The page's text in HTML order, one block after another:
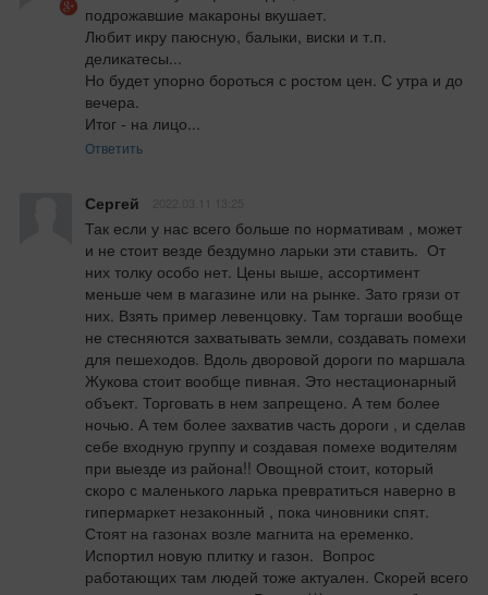
подрожавшие макароны вкушает.
Любит икру паюсную, балыки, виски и т.п.
деликатесы...
Но будет упорно бороться с ростом цен. С утра и до
вечера.
Итог - на лицо...
Ответить
Сергей
Так если у нас всего больше по нормативам , может
и не стоит везде бездумно ларьки эти ставить.  От
них толку особо нет. Цены выше, ассортимент
меньше чем в магазине или на рынке. Зато грязи от
них. Взять пример левенцовку. Там торгаши вообще
не стесняются захватывать земли, создавать помехи
для пешеходов. Вдоль дворовой дороги по маршала
Жукова стоит вообще пивная. Это нестационарный
объект. Торговать в нем запрещено. А тем более
ночью. А тем более захватив часть дороги , и сделав
себе входную группу и создавая помехе водителям
при выезде из района!! Овощной стоит, который
скоро с маленького ларька превратиться наверно в
гипермаркет незаконный , пока чиновники спят.
Стоят на газонах возле магнита на еременко.
Испортил новую плитку и газон.  Вопрос
работающих там людей тоже актуален. Скорей всего